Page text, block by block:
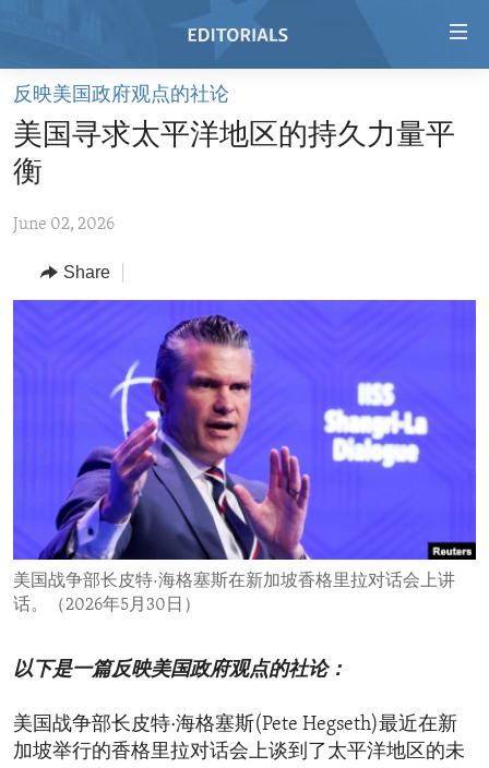
Skip
main
content
to
Navigation
Skip
HOME
VIDEO
REGIONS
AFRICA
MIDDLE EAST
TOPICS
SECURITY AND DEFENSE
AID AND DEVELOPMENT
DEMOCRACY AND GOVERNANCE
ECONOMY AND TRADE
ENVIRONMENT AND HEALTH
IDEALS AND INSTITUTIONS
反映美国政府观点的社论
美国寻求太平洋地区的持久力量平
衡
June 02, 2026
Share
美国战争部长皮特·海格塞斯在新加坡香格里拉对话会上讲
话。（2026年5月30日）
以下是一篇反映美国政府观点的社论：
美国战争部长皮特·海格塞斯(Pete Hegseth)最近在新
加坡举行的香格里拉对话会上谈到了太平洋地区的未